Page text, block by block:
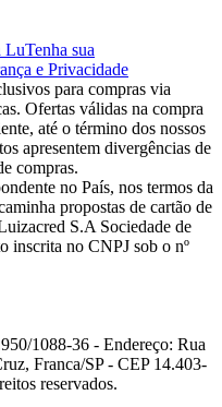
LuTenha sua
e Privacidade
para compras via
Ofertas válidas na compra
até o término dos nossos
apresentem divergências de
compras.
no País, nos termos da
propostas de cartão de
S.A Sociedade de
inscrita no CNPJ sob o nº
1088-36 - Endereço: Rua
Franca/SP - CEP 14.403-
reservados.